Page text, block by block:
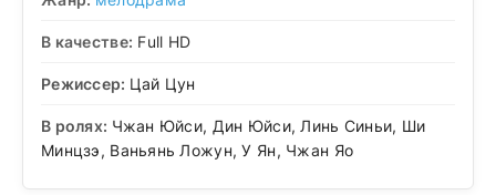
В качестве: Full HD
Режиссер: Цай Цун
В ролях: Чжан Юйси, Дин Юйси, Линь Синьи, Ши
Минцзэ, Ваньянь Ложун, У Ян, Чжан Яо